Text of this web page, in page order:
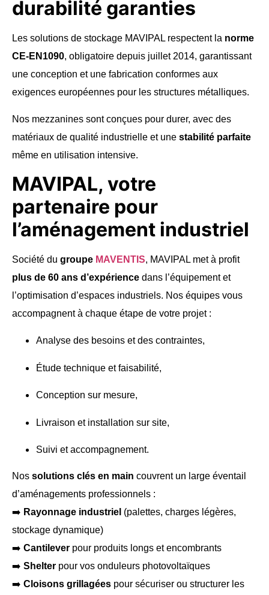
durabilité garanties
Les solutions de stockage MAVIPAL respectent la norme
CE-EN1090, obligatoire depuis juillet 2014, garantissant
une conception et une fabrication conformes aux
exigences européennes pour les structures métalliques.
Nos mezzanines sont conçues pour durer, avec des
matériaux de qualité industrielle et une stabilité parfaite
même en utilisation intensive.
MAVIPAL, votre
partenaire pour
l’aménagement industriel
Société du groupe MAVENTIS, MAVIPAL met à profit
plus de 60 ans d’expérience dans l’équipement et
l’optimisation d’espaces industriels. Nos équipes vous
accompagnent à chaque étape de votre projet :
Analyse des besoins et des contraintes,
Étude technique et faisabilité,
Conception sur mesure,
Livraison et installation sur site,
Suivi et accompagnement.
Nos solutions clés en main couvrent un large éventail
d’aménagements professionnels :
➡️ Rayonnage industriel (palettes, charges légères,
stockage dynamique)
➡️ Cantilever pour produits longs et encombrants
➡️ Shelter pour vos onduleurs photovoltaïques
➡️ Cloisons grillagées pour sécuriser ou structurer les